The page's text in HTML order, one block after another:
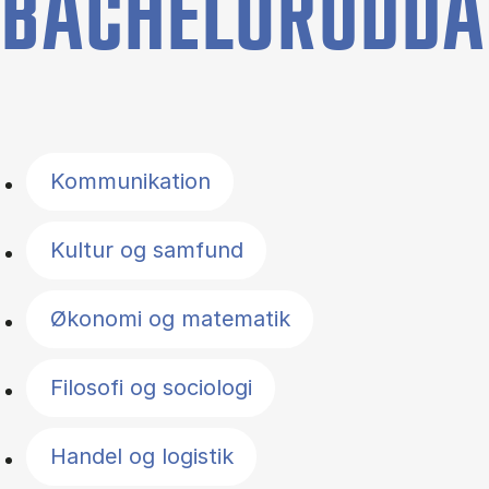
Kommunikation
Kultur og samfund
Økonomi og matematik
Filosofi og sociologi
Handel og logistik